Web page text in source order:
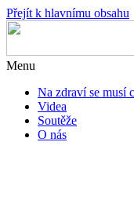
Přejít k hlavnímu obsahu
Menu
Na zdraví se musí
Videa
Soutěže
O nás